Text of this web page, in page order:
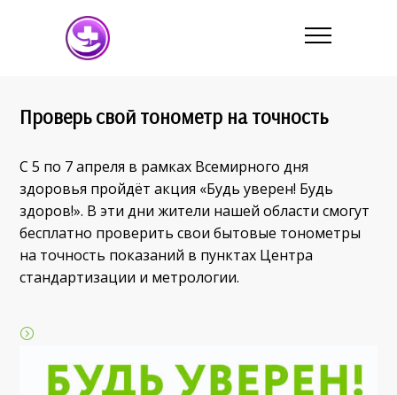
Проверь свой тонометр на точность
С 5 по 7 апреля в рамках Всемирного дня
здоровья пройдёт акция «Будь уверен! Будь
здоров!». В эти дни жители нашей области смогут
бесплатно проверить свои бытовые тонометры
на точность показаний в пунктах Центра
стандартизации и метрологии.